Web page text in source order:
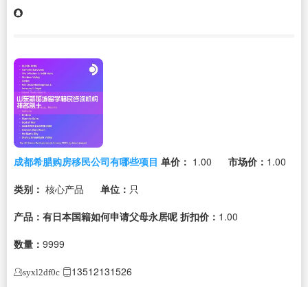
成都希腊购房移民公司有哪些项目 单价： 1.00 市场价： 1.00
类别： 核心产品 单位： 只
产品：有日本国籍如何申请父母永居呢 折扣价： 1.00
数量： 9999
syxl2df0c 13512131526